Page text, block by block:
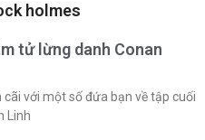
holmes
tử lừng danh Conan
với một số đứa bạn về tập cuối
Linh